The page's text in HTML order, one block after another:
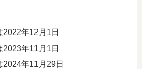
年12月1日
年11月1日
年11月29日